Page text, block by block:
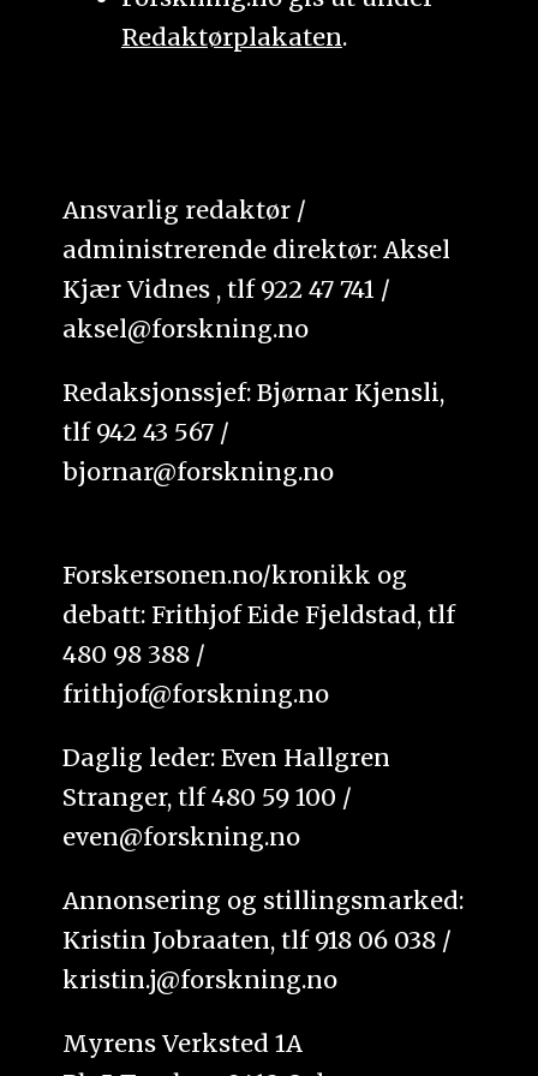
Redaktørplakaten.
Ansvarlig redaktør /
administrerende direktør: Aksel
Kjær Vidnes , tlf 922 47 741 /
aksel@forskning.no
Redaksjonssjef: Bjørnar Kjensli,
tlf 942 43 567 /
bjornar@forskning.no
Forskersonen.no/kronikk og
debatt: Frithjof Eide Fjeldstad, tlf
480 98 388 /
frithjof@forskning.no
Daglig leder: Even Hallgren
Stranger, tlf 480 59 100 /
even@forskning.no
Annonsering og stillingsmarked:
Kristin Jobraaten, tlf 918 06 038 /
kristin.j@forskning.no
Myrens Verksted 1A